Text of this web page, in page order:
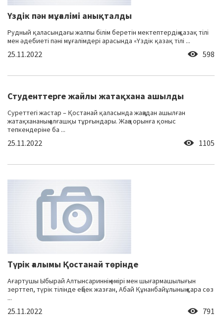
Үздік пән мұғалімі анықталды
Рудный қаласындағы жалпы білім беретін мектептердің қазақ тілі
мен әдебиеті пәні мұғалімдері арасында «Үздік қазақ тілі ...
25.11.2022 598
Студенттерге жайлы жатақхана ашылды
Суреттегі жастар – Қостанай қаласында жаңадан ашылған
жатақхананың алғашқы тұрғындары. Жаңа орынға қоныс
тепкендеріне ба ...
25.11.2022 1105
Түрік ғалымы Қостанай төрінде
Ағартушы Ыбырай Алтынсариннің өмірі мен шығармашылығын
зерттеп, түрік тілінде еңбек жазған, Абай Құнанбайұлының қара сөз
...
25.11.2022 791